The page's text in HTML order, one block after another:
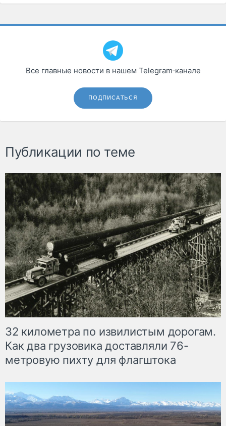
Все главные новости в нашем Telegram‑канале
ПОДПИСАТЬСЯ
Публикации по теме
32 километра по извилистым дорогам.
Как два грузовика доставляли 76-
метровую пихту для флагштока